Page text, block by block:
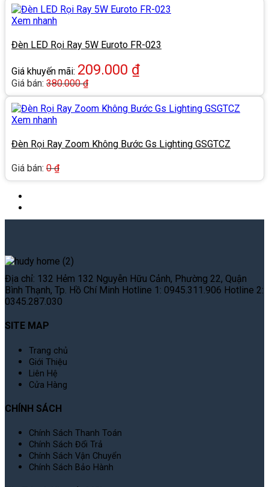
Xem nhanh
Đèn LED Rọi Ray 5W Euroto FR-023
Giá khuyến mãi: 209.000 ₫
Giá bán: 380.000₫
Xem nhanh
Đèn Rọi Ray Zoom Không Bước Gs Lighting GSGTCZ
Giá bán: 0₫
Địa chỉ: 132 Hẻm 132 Nguyễn Hữu Cảnh, Phường 22, Quận
Bình Thạnh, Tp. Hồ Chí Minh Hotline 1: 0945.311.906 Hotline 2:
0345.287.030
SITE MAP
Trang chủ
Giới Thiệu
Liên Hệ
Cửa Hàng
CHÍNH SÁCH
Chính Sách Thanh Toán
Chính Sách Đổi Trả
Chính Sách Vận Chuyển
Chính Sách Bảo Hành